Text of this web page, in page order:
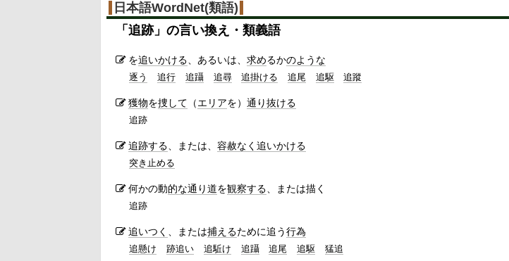
日本語WordNet(類語)
「 追跡」の言い換え・類義語
を追いかける、あるいは、 求めるかのような
逐う 追行 追躡 追尋 追掛ける 追尾 追駆 追蹤
獲物を捜して （エリアを） 通り抜ける
追跡
追跡する、または、 容赦なく 追いかける
突き止める
何かの動的な通り道を観察する、または描く
追跡
追いつく 、または捕えるために追う行為
追懸け 跡追い 追駈け 追躡 追尾 追駆 猛追